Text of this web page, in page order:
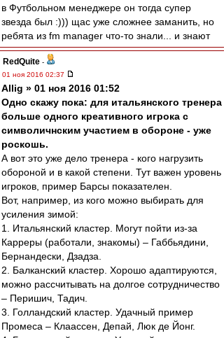
в Футбольном менеджере он тогда супер
звезда был :))) щас уже сложнее заманить, но
ребята из fm manager что-то знали... и знают
RedQuite -
01 ноя 2016 02:37
Allig » 01 ноя 2016 01:52
Одно скажу пока: для итальянского тренера
больше одного креативного игрока с
символичнским участием в обороне - уже
роскошь.
А вот это уже дело тренера - кого нагрузить
обороной и в какой степени. Тут важен уровень
игроков, пример Барсы показателен.
Вот, например, из кого можно выбирать для
усиления зимой:
1. Итальянский кластер. Могут пойти из-за
Карреры (работали, знакомы) – Габбьядини,
Бернандески, Дзадза.
2. Балканский кластер. Хорошо адаптируются,
можно рассчитывать на долгое сотрудничество
– Перишич, Тадич.
3. Голландский кластер. Удачный пример
Промеса – Клаассен, Депай, Люк де Йонг.